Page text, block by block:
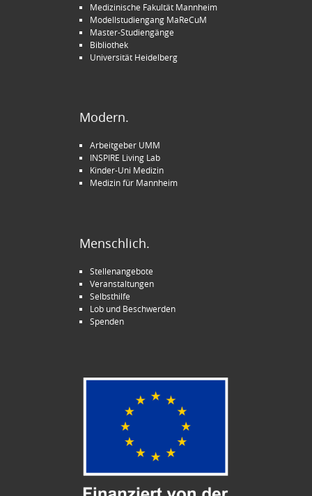
Medizinische Fakultät Mannheim
Modellstudiengang MaReCuM
Master-Studiengänge
Bibliothek
Universität Heidelberg
Modern.
Arbeitgeber UMM
INSPIRE Living Lab
Kinder-Uni Medizin
Medizin für Mannheim
Menschlich.
Stellenangebote
Veranstaltungen
Selbsthilfe
Lob und Beschwerden
Spenden